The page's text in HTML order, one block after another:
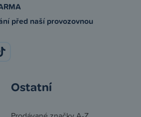
před naší provozovnou
Ostatní